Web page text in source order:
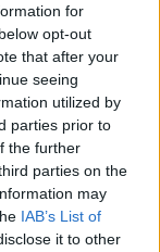
for
opt-out
that after your
seeing
utilized by
parties prior to
the further
parties on the
may
IAB’s List of
it to other